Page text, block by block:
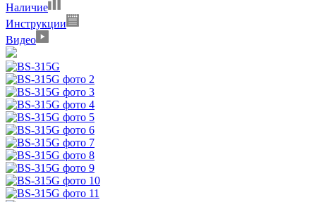
Наличие
Инструкции
Видео